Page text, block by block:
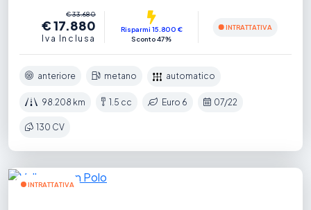
anteriore metano automatico
98.208 km 1.5 cc Euro 6 07/22
130 CV
€ 33.680
€ 17.880
Iva Inclusa
Risparmi 15.800 €
Sconto 47%
INTRATTATIVA
INTRATTATIVA